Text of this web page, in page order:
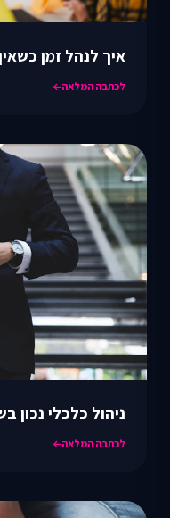
איך לנהל זמן
לכתבה המלאה
ניהול כלכלי נכון
לכתבה המלאה